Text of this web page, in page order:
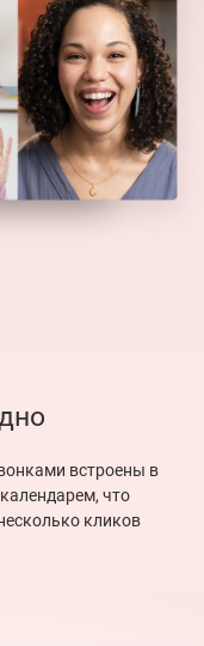
встроены в
что
кликов